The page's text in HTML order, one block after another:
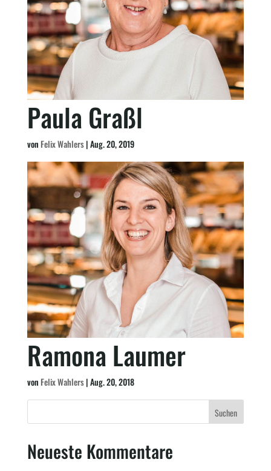
Paula Graßl
von Felix Wahlers|Aug. 20, 2019
Ramona Laumer
von Felix Wahlers|Aug. 20, 2018
Neueste Kommentare